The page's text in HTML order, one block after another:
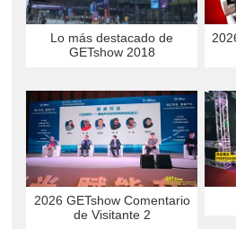
Lo más destacado de
GETshow 2018
2026 GETshow Comentario
de Visitante 2